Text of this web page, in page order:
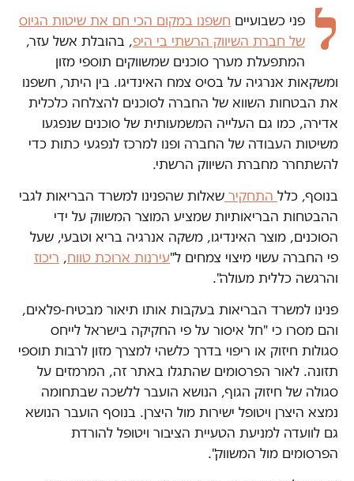
ל פני כשבועיים חשפנו במקום הכי חם את שיטות הגיוס
של חברת השיווק הרשתי בי היפ, בהובלת אשל עזר,
המתפעלת מערך סוכנים שמשווקים תוספי מזון
ומשקאות אנרגיה על בסיס צמח האינדיגו. בין היתר, חשפנו
את הבטחות השווא של החברה לסוכנים להצלחה כלכלית
אדירה, כמו גם העלייה המשמעותית של סוכנים שנפגעו
משיטות העבודה של החברה ופנו למרכז לנפגעי כתות כדי
להשתחרר מחברת השיווק הרשתי.
בנוסף, כלל התחקיר שאלות שהפנינו למשרד הבריאות לגבי
ההבטחות הבריאותיות שמציע המוצר המשווק על ידי
הסוכנים, מוצר האינדיגו, משקה אנרגיה בריא וטבעי, שעל
פי החברה עשוי מיצוי צמחים ל"עירנות ארוכת טווח, ריכוז
והרגשה כללית מעולה".
פנינו למשרד הבריאות בעקבות אותו תיאור מבטיח-פלאים,
והם מסרו כי "חל איסור על פי החקיקה בישראל לייחס
סגולות חיזוק או ריפוי בדרך כלשהי למצרך מזון לרבות תוספי
תזונה. לאור הפרסומים שהתגלו באתר זה, המרמזים על
סגולה של חיזוק הגוף, הנושא הועבר ללשכה שבתחומה
נמצא היצרן ויטופל ישירות מול היצרן. בנוסף הועבר הנושא
גם לוועדה למניעת הטעיית הציבור ויטופל להורדת
הפרסומים מול המשווק".